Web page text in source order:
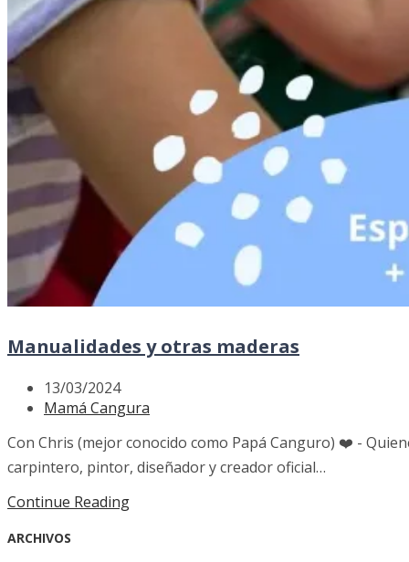
Manualidades y otras maderas
13/03/2024
Mamá Cangura
Con Chris (mejor conocido como Papá Canguro) ❤️ -
carpintero, pintor, diseñador y creador oficial…
Continue Reading
ARCHIVOS